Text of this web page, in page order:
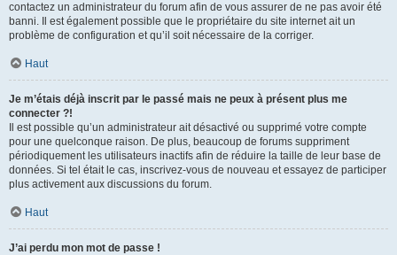
contactez un administrateur du forum afin de vous assurer de ne pas avoir été
banni. Il est également possible que le propriétaire du site internet ait un
problème de configuration et qu’il soit nécessaire de la corriger.
Haut
Je m’étais déjà inscrit par le passé mais ne peux à présent plus me
connecter ?!
Il est possible qu’un administrateur ait désactivé ou supprimé votre compte
pour une quelconque raison. De plus, beaucoup de forums suppriment
périodiquement les utilisateurs inactifs afin de réduire la taille de leur base de
données. Si tel était le cas, inscrivez-vous de nouveau et essayez de participer
plus activement aux discussions du forum.
Haut
J’ai perdu mon mot de passe !